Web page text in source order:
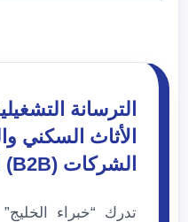
الترسانة
الأثاث السكني
الشركات (B2B) 🏢💼
تدرك “خبراء